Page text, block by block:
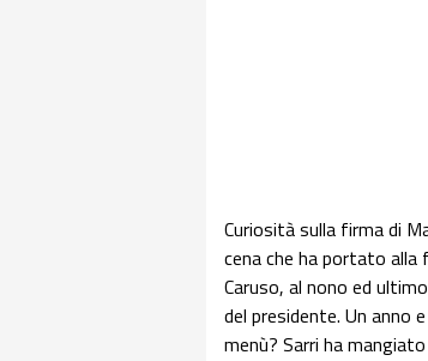
Curiosità sulla firma di
cena che ha portato
Caruso, al nono ed
del presidente. Un anno
menù? Sarri ha